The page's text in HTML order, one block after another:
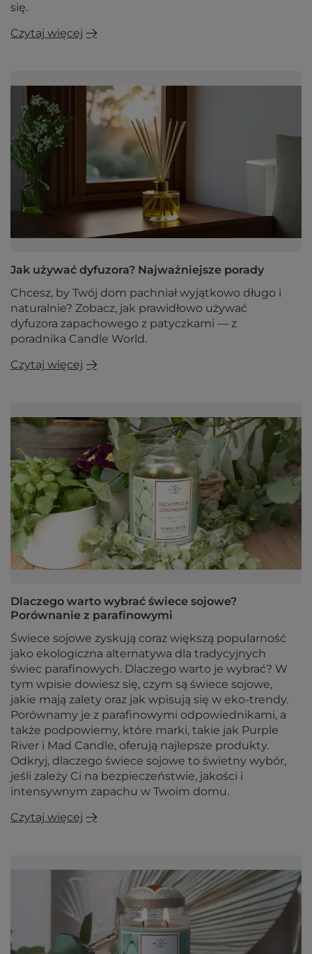
się.
Czytaj więcej
Jak używać dyfuzora? Najważniejsze porady
Chcesz, by Twój dom pachniał wyjątkowo długo i
naturalnie? Zobacz, jak prawidłowo używać
dyfuzora zapachowego z patyczkami — z
poradnika Candle World.
Czytaj więcej
Dlaczego warto wybrać świece sojowe?
Porównanie z parafinowymi
Świece sojowe zyskują coraz większą popularność
jako ekologiczna alternatywa dla tradycyjnych
świec parafinowych. Dlaczego warto je wybrać? W
tym wpisie dowiesz się, czym są świece sojowe,
jakie mają zalety oraz jak wpisują się w eko-trendy.
Porównamy je z parafinowymi odpowiednikami, a
także podpowiemy, które marki, takie jak Purple
River i Mad Candle, oferują najlepsze produkty.
Odkryj, dlaczego świece sojowe to świetny wybór,
jeśli zależy Ci na bezpieczeństwie, jakości i
intensywnym zapachu w Twoim domu.
Czytaj więcej